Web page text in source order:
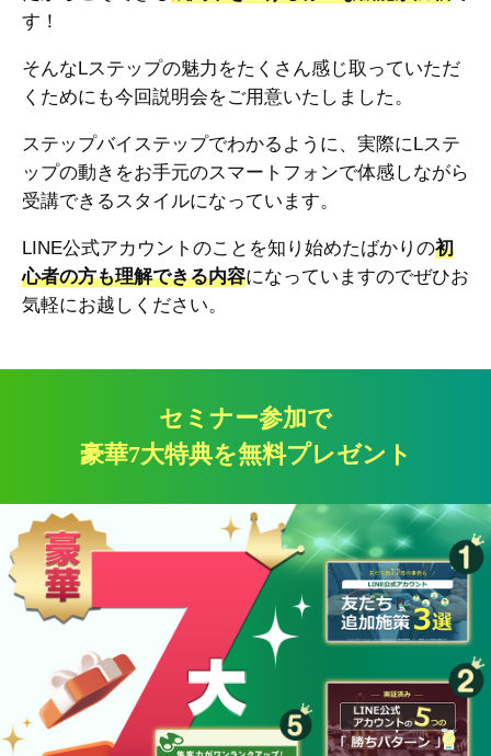
す！
そんなLステップの魅力をたくさん感じ取っていただ
くためにも今回説明会をご用意いたしました。
ステップバイステップでわかるように、実際にLステ
ップの動きをお手元のスマートフォンで体感しながら
受講できるスタイルになっています。
LINE公式アカウントのことを知り始めたばかりの初
心者の方も理解できる内容になっていますのでぜひお
気軽にお越しください。
セミナー参加で
豪華7大特典を無料プレゼント